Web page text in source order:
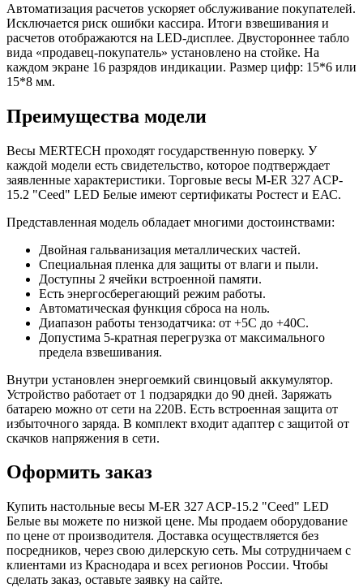
Автоматизация расчетов ускоряет обслуживание покупателей.
Исключается риск ошибки кассира. Итоги взвешивания и
расчетов отображаются на LED-дисплее. Двустороннее табло
вида «продавец-покупатель» установлено на стойке. На
каждом экране 16 разрядов индикации. Размер цифр: 15*6 или
15*8 мм.
Преимущества модели
Весы MERTECH проходят государственную поверку. У
каждой модели есть свидетельство, которое подтверждает
заявленные характеристики. Торговые весы M-ER 327 ACP-
15.2 "Ceed" LED Белые имеют сертификаты Ростест и ЕАС.
Представленная модель обладает многими достоинствами:
Двойная гальванизация металлических частей.
Специальная пленка для защиты от влаги и пыли.
Доступны 2 ячейки встроенной памяти.
Есть энергосберегающий режим работы.
Автоматическая функция сброса на ноль.
Диапазон работы тензодатчика: от +5С до +40С.
Допустима 5-кратная перегрузка от максимального
предела взвешивания.
Внутри установлен энергоемкий свинцовый аккумулятор.
Устройство работает от 1 подзарядки до 90 дней. Заряжать
батарею можно от сети на 220В. Есть встроенная защита от
избыточного заряда. В комплект входит адаптер с защитой от
скачков напряжения в сети.
Оформить заказ
Купить настольные весы M-ER 327 ACP-15.2 "Ceed" LED
Белые вы можете по низкой цене. Мы продаем оборудование
по цене от производителя. Доставка осуществляется без
посредников, через свою дилерскую сеть. Мы сотрудничаем с
клиентами из Краснодара и всех регионов России. Чтобы
сделать заказ, оставьте заявку на сайте.